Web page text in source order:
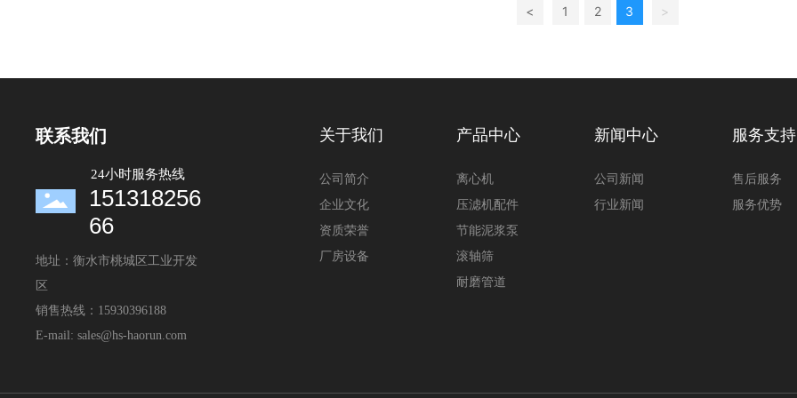
< 1 2 3 >
联系我们
24小时服务热线
151318256
66
地址：衡水市桃城区工业开发
区
销售热线： 15930396188
E-mail:sales@hs-haorun.com
关于我们
公司简介
企业文化
资质荣誉
厂房设备
产品中心
离心机
压滤机配件
节能泥浆泵
滚轴筛
耐磨管道
新闻中心
公司新闻
行业新闻
服务支持
售后服务
服务优势